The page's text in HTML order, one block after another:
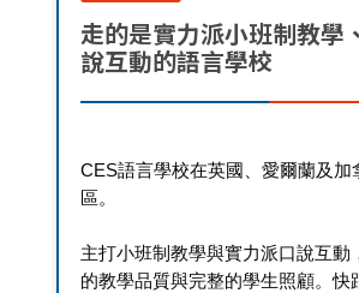
走的是實力派小班制教學
說互動的語言學校
CES語言學校在英國、愛爾蘭及加
區。
主打小班制教學與實力派口說互動
的教學品質與完整的學生照顧。快